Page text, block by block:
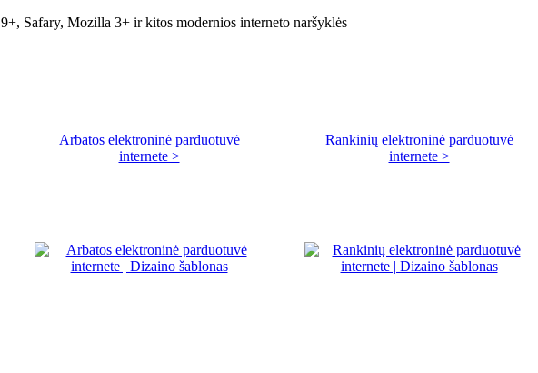
Safary, Mozilla 3+ ir kitos modernios interneto naršyklės
Arbatos elektroninė parduotuvė
internete >
Rankinių elektroninė parduotuvė
internete >